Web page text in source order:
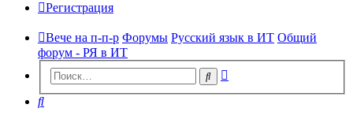
Регистрация
Вече на п-п-р Форумы Русский язык в ИТ Общий
форум - РЯ в ИТ
Поиск
Поиск